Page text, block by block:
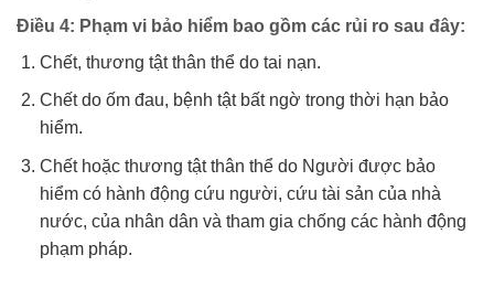
Điều 4: Phạm vi bảo hiểm bao gồm các rủi ro sau đây:
Chết, thương tật thân thể do tai nạn.
Chết do ốm đau, bệnh tật bất ngờ trong thời hạn bảo
hiểm.
Chết hoặc thương tật thân thể do Người được bảo
hiểm có hành động cứu người, cứu tài sản của nhà
nước, của nhân dân và tham gia chống các hành động
phạm pháp.